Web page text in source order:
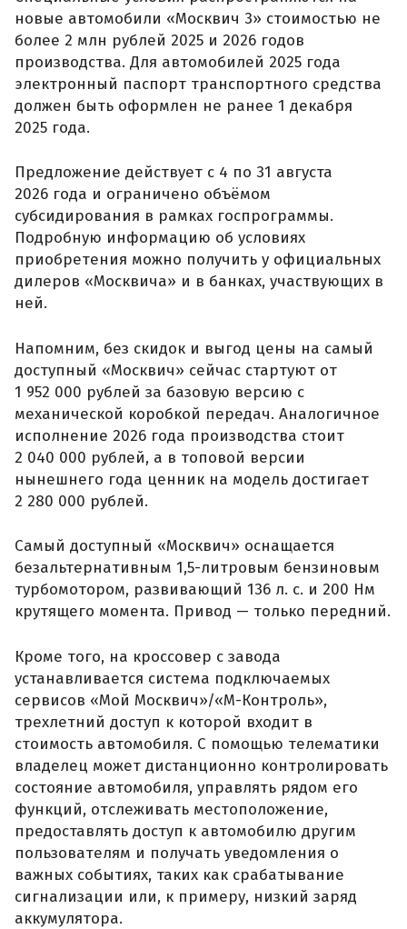
новые автомобили «Москвич 3» стоимостью не
более 2 млн рублей 2025 и 2026 годов
производства. Для автомобилей 2025 года
электронный паспорт транспортного средства
должен быть оформлен не ранее 1 декабря
2025 года.
Предложение действует с 4 по 31 августа
2026 года и ограничено объёмом
субсидирования в рамках госпрограммы.
Подробную информацию об условиях
приобретения можно получить у официальных
дилеров «Москвича» и в банках, участвующих в
ней.
Напомним, без скидок и выгод цены на самый
доступный «Москвич» сейчас стартуют от
1 952 000 рублей за базовую версию с
механической коробкой передач. Аналогичное
исполнение 2026 года производства стоит
2 040 000 рублей, а в топовой версии
нынешнего года ценник на модель достигает
2 280 000 рублей.
Самый доступный «Москвич» оснащается
безальтернативным 1,5-литровым бензиновым
турбомотором, развивающий 136 л. с. и 200 Нм
крутящего момента. Привод — только передний.
Кроме того, на кроссовер с завода
устанавливается система подключаемых
сервисов «Мой Москвич»/«М-Контроль»,
трехлетний доступ к которой входит в
стоимость автомобиля. С помощью телематики
владелец может дистанционно контролировать
состояние автомобиля, управлять рядом его
функций, отслеживать местоположение,
предоставлять доступ к автомобилю другим
пользователям и получать уведомления о
важных событиях, таких как срабатывание
сигнализации или, к примеру, низкий заряд
аккумулятора.